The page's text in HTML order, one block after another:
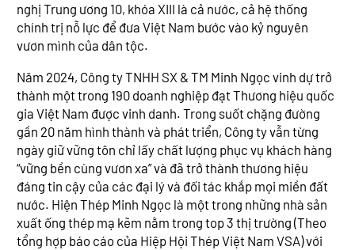
nghị Trung ương 10, khóa XIII là cả nước, cả hệ thống
chính trị nỗ lực để đưa Việt Nam bước vào kỷ nguyên
vươn mình của dân tộc.
Năm 2024, Công ty TNHH SX & TM Minh Ngọc vinh dự trở
thành một trong 190 doanh nghiệp đạt Thương hiệu quốc
gia Việt Nam được vinh danh. Trong suốt chặng đường
gần 20 năm hình thành và phát triển, Công ty vẫn từng
ngày giữ vững tôn chỉ lấy chất lượng phục vụ khách hàng
“vững bền cùng vươn xa” và đã trở thành thương hiệu
đáng tin cậy của các đại lý và đối tác khắp mọi miền đất
nước. Hiện Thép Minh Ngọc là một trong những nhà sản
xuất ống thép mạ kẽm nằm trong top 3 thị trường (Theo
tổng hợp báo cáo của Hiệp Hội Thép Việt Nam VSA) với